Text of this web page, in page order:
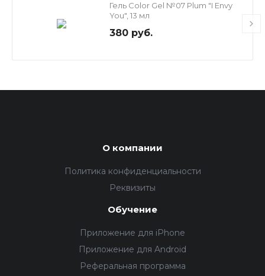
Гель Color Gel №07 Plum "I Envy
You", 13 мл
380 руб.
О компании
Политика конфиденциальности
Реквизиты
Обучение
Приложение для iPhone
Приложение для Android
Реферальная программа